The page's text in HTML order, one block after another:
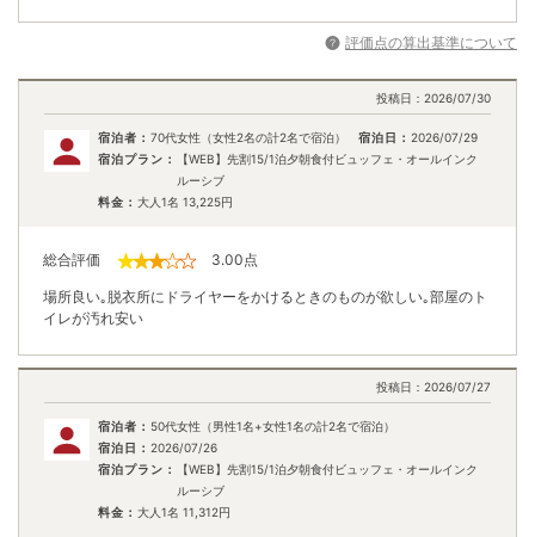
評価点の算出基準について
投稿日： 2026/07/30
宿泊者： 70代女性（女性2名の計2名で宿泊） 宿泊日： 2026/07/29
宿泊プラン：
【WEB】先割15/1泊夕朝食付ビュッフェ・オールインク
ルーシブ
料金： 大人1名 13,225円
総合評価 3.00点
場所良い｡脱衣所にドライヤーをかけるときのものが欲しい｡部屋のト
イレが汚れ安い
投稿日： 2026/07/27
宿泊者： 50代女性（男性1名+女性1名の計2名で宿泊）
宿泊日： 2026/07/26
宿泊プラン：
【WEB】先割15/1泊夕朝食付ビュッフェ・オールインク
ルーシブ
料金： 大人1名 11,312円